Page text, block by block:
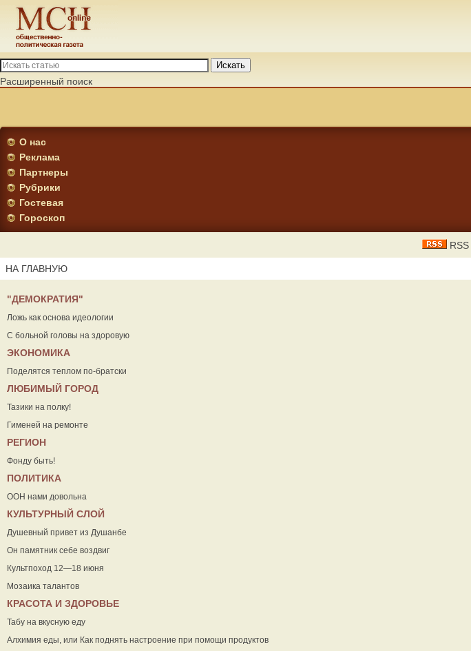
Искать
Расширенный поиск
О нас
Реклама
Партнеры
Рубрики
Гостевая
Гороскоп
НА ГЛАВНУЮ
"ДЕМОКРАТИЯ"
Ложь как основа идеологии
С больной головы на здоровую
ЭКОНОМИКА
Поделятся теплом по-братски
ЛЮБИМЫЙ ГОРОД
Тазики на полку!
Гименей на ремонте
РЕГИОН
Фонду быть!
ПОЛИТИКА
ООН нами довольна
КУЛЬТУРНЫЙ СЛОЙ
Душевный привет из Душанбе
Он памятник себе воздвиг
Культпоход 12—18 июня
Мозаика талантов
КРАСОТА И ЗДОРОВЬЕ
Табу на вкусную еду
Алхимия еды, или Как поднять настроение при помощи продуктов